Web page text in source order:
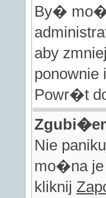
By�
aby
Powr�t
Nie
mo�na
kliknij